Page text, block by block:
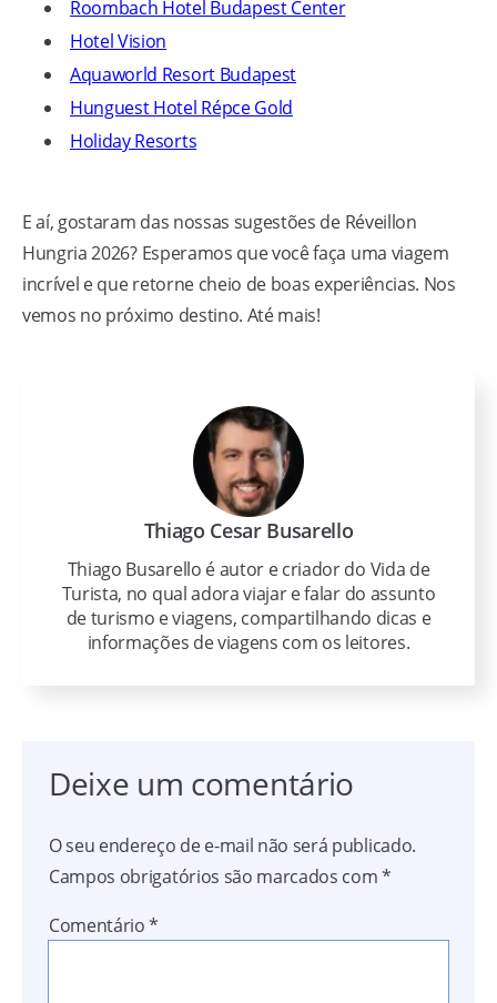
Roombach Hotel Budapest Center
Hotel Vision
Aquaworld Resort Budapest
Hunguest Hotel Répce Gold
Holiday Resorts
E aí, gostaram das nossas sugestões de Réveillon
Hungria 2026? Esperamos que você faça uma viagem
incrível e que retorne cheio de boas experiências. Nos
vemos no próximo destino. Até mais!
Thiago Cesar Busarello
Thiago Busarello é autor e criador do Vida de
Turista, no qual adora viajar e falar do assunto
de turismo e viagens, compartilhando dicas e
informações de viagens com os leitores.
Deixe um comentário
O seu endereço de e-mail não será publicado.
Campos obrigatórios são marcados com*
Comentário*